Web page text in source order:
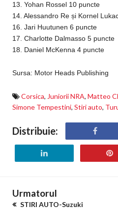
13. Yohan Rossel 10 puncte
14. Alessandro Re și Kornel
16. Jari Huutunen 6 puncte
17. Charlotte Dalmasso 5 puncte
18. Daniel McKenna 4 puncte
Sursa: Motor Heads Publishing
Corsica, Juniorii NRA, Matteo
Simone Tempestini, Stiri auto,
Distribuie:
Urmatorul
STIRI AUTO-Suzuki